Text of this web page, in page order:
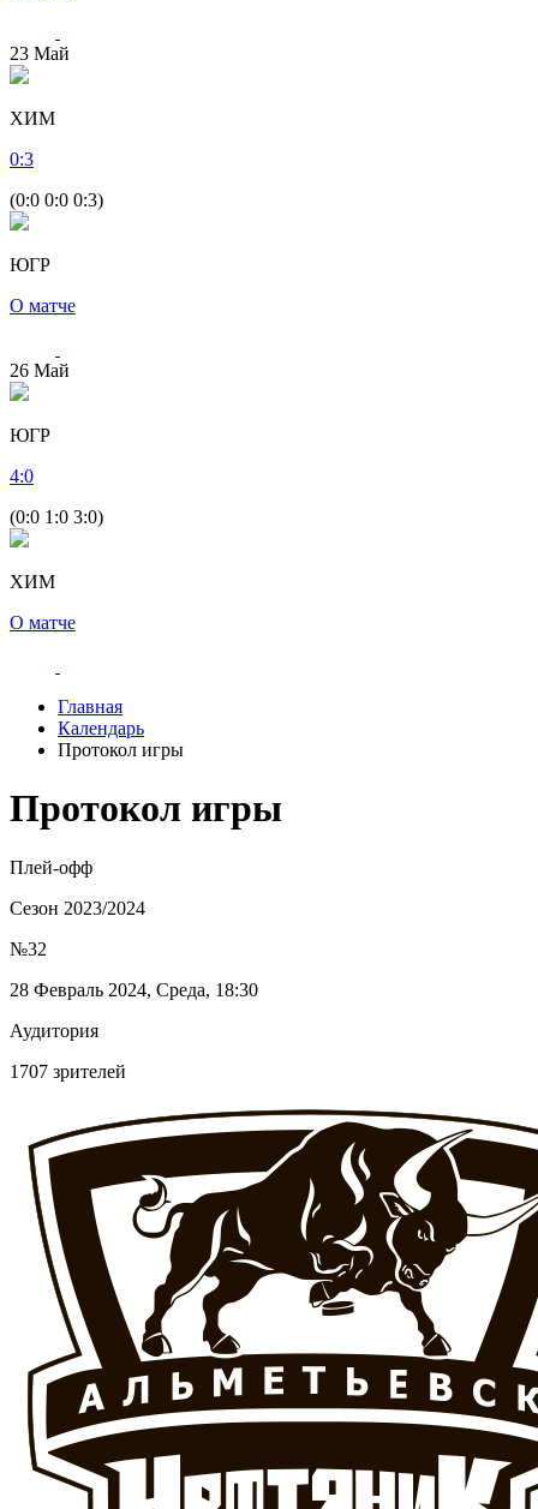
23 Май
ХИМ
0:3
(0:0 0:0 0:3)
ЮГР
О матче
26 Май
ЮГР
4:0
(0:0 1:0 3:0)
ХИМ
О матче
Главная
Календарь
Протокол игры
Протокол игры
Плей-офф
Сезон 2023/2024
№32
28 Февраль 2024, Среда, 18:30
Аудитория
1707 зрителей